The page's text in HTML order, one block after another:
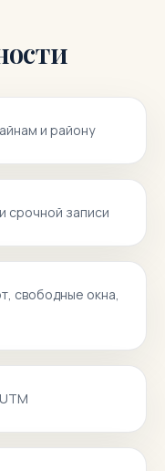
и району
срочной записи
свободные окна,